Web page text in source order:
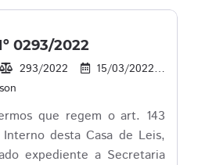
0293/2022
293/2022 15/03/2022
que regem o art. 143
desta Casa de Leis,
expediente a Secretaria